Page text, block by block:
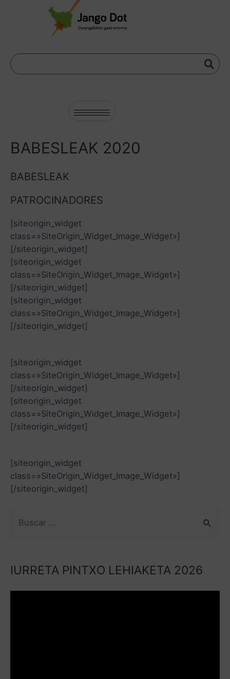
BABESLEAK 2020
BABESLEAK
PATROCINADORES
[siteorigin_widget
class=»SiteOrigin_Widget_Image_Widget»]
[/siteorigin_widget]
[siteorigin_widget
class=»SiteOrigin_Widget_Image_Widget»]
[/siteorigin_widget]
[siteorigin_widget
class=»SiteOrigin_Widget_Image_Widget»]
[/siteorigin_widget]
[siteorigin_widget
class=»SiteOrigin_Widget_Image_Widget»]
[/siteorigin_widget]
[siteorigin_widget
class=»SiteOrigin_Widget_Image_Widget»]
[/siteorigin_widget]
[siteorigin_widget
class=»SiteOrigin_Widget_Image_Widget»]
[/siteorigin_widget]
IURRETA PINTXO LEHIAKETA 2026